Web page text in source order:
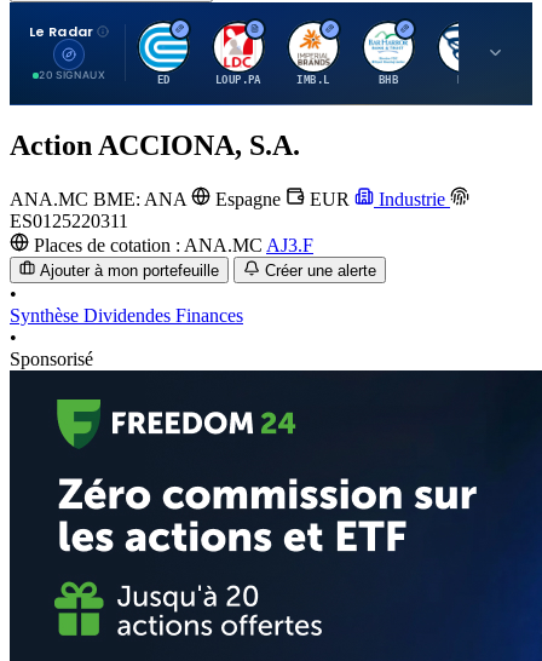
Le Radar
20 SIGNAUX
C
ED
L
LOUP.PA
I
IMB.L
B
BHB
B
Action ACCIONA, S.A.
ANA.MC BME: ANA Espagne EUR
Industrie
ES0125220311
Places de cotation : ANA.MC AJ3.F
Ajouter à mon portefeuille Créer une alerte
•
Synthèse Dividendes Finances
•
Sponsorisé